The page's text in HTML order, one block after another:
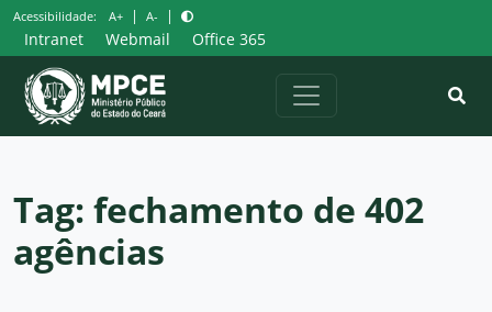
Pular
para
o
conteúdo
Acessibilidade: A+ | A- |
Intranet Webmail Office 365
Tag: fechamento de 402
agências